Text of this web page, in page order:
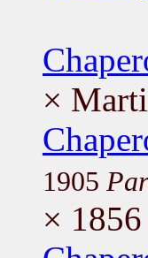
×
1905
×